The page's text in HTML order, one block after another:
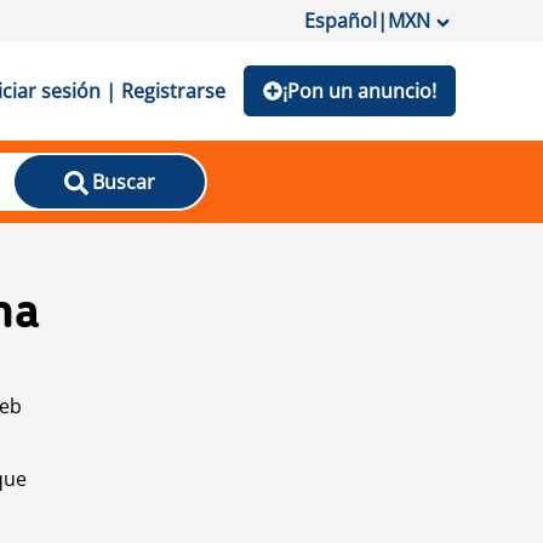
Español|MXN
sesión | Registrarse ¡Pon un anuncio!
Buscar